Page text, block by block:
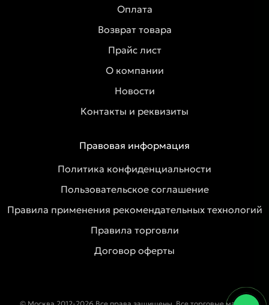
Оплата
Возврат товара
Прайс лист
О компании
Новости
Контакты и реквизиты
Правовая информация
Политика конфиденциальности
Пользовательское соглашение
Правила применения рекомендательных технологий
Правила торговли
Договор оферты